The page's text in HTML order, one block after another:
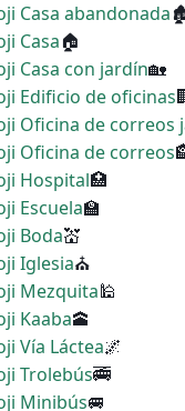
Casa abandonada
Casa🏠
Casa con jardín🏡
Edificio de oficinas
Oficina de correos
Oficina de correos
Hospital🏥
Escuela🏫
Boda💒
Iglesia⛪
Mezquita🕌
Kaaba🕋
Vía Láctea🌌
Trolebús🚎
Minibús🚐